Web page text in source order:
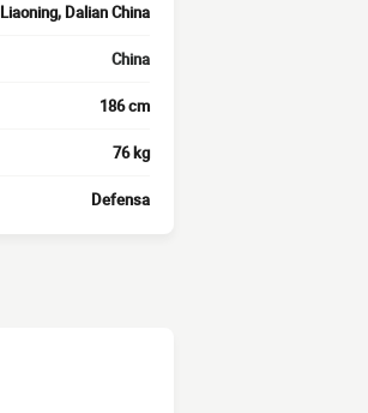
Liaoning, Dalian China
China
186 cm
76 kg
Defensa